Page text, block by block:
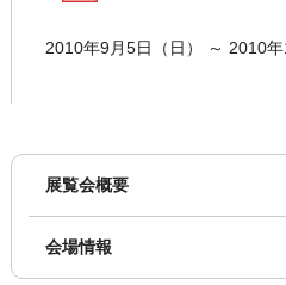
2010年9月5日（日） ～ 2010年
展覧会概要
会場情報